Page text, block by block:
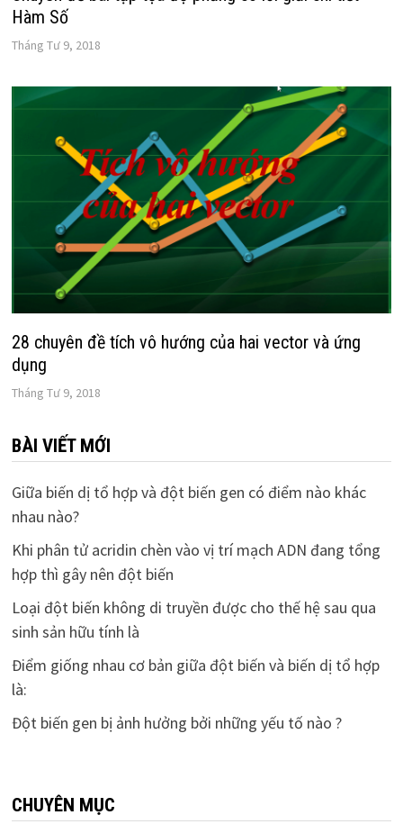
Hàm Số
Tháng Tư 9, 2018
28 chuyên đề tích vô hướng của hai vector và ứng
dụng
Tháng Tư 9, 2018
BÀI VIẾT MỚI
Giữa biến dị tổ hợp và đột biến gen có điểm nào khác
nhau nào?
Khi phân tử acridin chèn vào vị trí mạch ADN đang tổng
hợp thì gây nên đột biến
Loại đột biến không di truyền được cho thế hệ sau qua
sinh sản hữu tính là
Điểm giống nhau cơ bản giữa đột biến và biến dị tổ hợp
là:
Đột biến gen bị ảnh hưởng bởi những yếu tố nào ?
CHUYÊN MỤC